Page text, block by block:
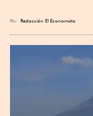
Por Redacción El Economista